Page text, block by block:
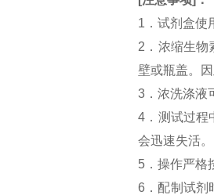
1．试剂盒使
2．浓缩生物
壁或瓶盖。
3．浓洗涤液
4．测试过程
会迅速失活。
5．操作严格
6．配制试剂